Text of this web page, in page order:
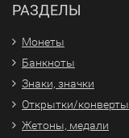
РАЗДЕЛЫ
Монеты
Банкноты
Знаки, значки
Открытки/конверты
Жетоны, медали